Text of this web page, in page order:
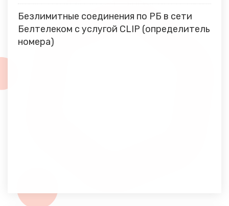
Безлимитные соединения по РБ в сети
Белтелеком с услугой CLIP (определитель
номера)